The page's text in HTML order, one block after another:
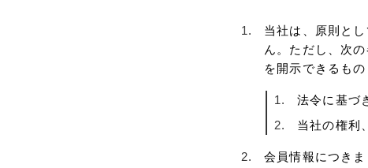
当社は、原則と
ん。ただし、次
を開示できるもの
法令に基づ
当社の権利
会員情報につき